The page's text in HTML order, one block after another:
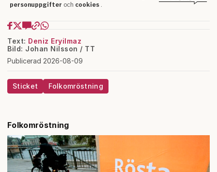
Text: Deniz Eryilmaz
Bild: Johan Nilsson / TT
Publicerad 2026-08-09
Sticket Folkomröstning
Folkomröstning